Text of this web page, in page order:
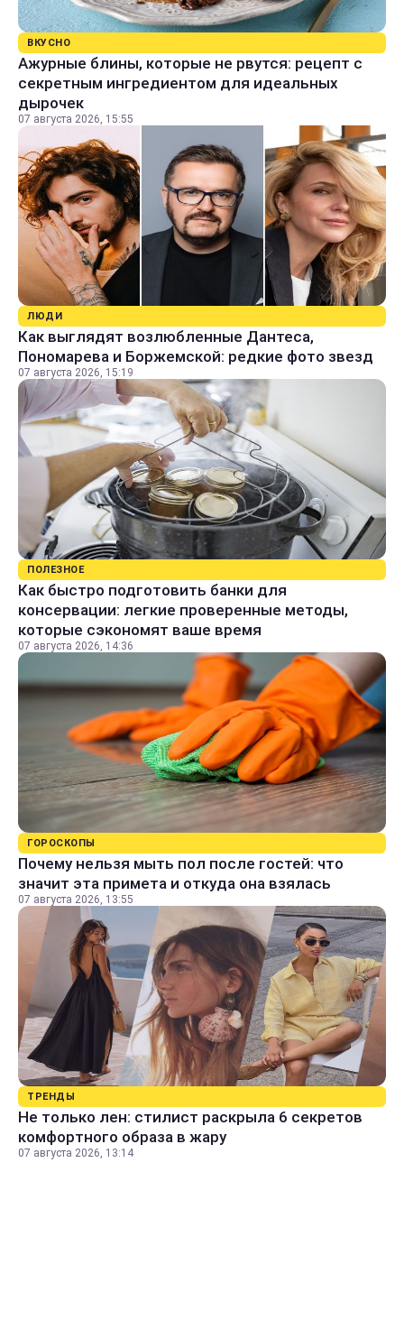
ВКУСНО
Ажурные блины, которые не рвутся: рецепт с
секретным ингредиентом для идеальных
дырочек
07 августа 2026, 15:55
ЛЮДИ
Как выглядят возлюбленные Дантеса,
Пономарева и Боржемской: редкие фото звезд
07 августа 2026, 15:19
ПОЛЕЗНОЕ
Как быстро подготовить банки для
консервации: легкие проверенные методы,
которые сэкономят ваше время
07 августа 2026, 14:36
ГОРОСКОПЫ
Почему нельзя мыть пол после гостей: что
значит эта примета и откуда она взялась
07 августа 2026, 13:55
ТРЕНДЫ
Не только лен: стилист раскрыла 6 секретов
комфортного образа в жару
07 августа 2026, 13:14